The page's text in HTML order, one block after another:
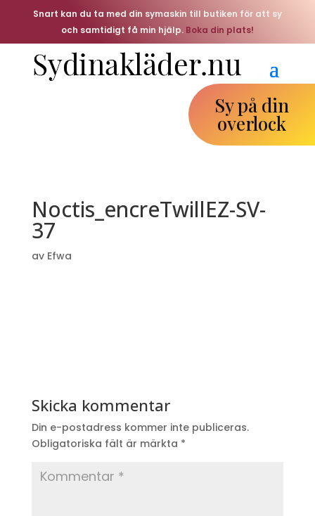
Snart kan du ta med din symaskin till butiken för att sy
och samtidigt få min hjälp. Boka din plats!
Sy på din
overlock
Noctis_encreTwillEZ-SV-
37
av Efwa
Skicka kommentar
Din e-postadress kommer inte publiceras.
Obligatoriska fält är märkta *